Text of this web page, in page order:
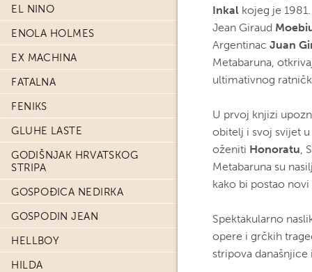
EL NINO
ENOLA HOLMES
EX MACHINA
FATALNA
FENIKS
GLUHE LASTE
GODIŠNJAK HRVATSKOG
STRIPA
GOSPOĐICA NEDIRKA
GOSPODIN JEAN
HELLBOY
HILDA
Inkal kojeg je
Jean Giraud
Argentinac Juan
Metabaruna,
ultimativnog
U prvoj knjizi
obitelj i svoj svijet
oženiti Honoratu,
Metabaruna su
kako bi postao
Spektakularno
opere i grčkih
stripova